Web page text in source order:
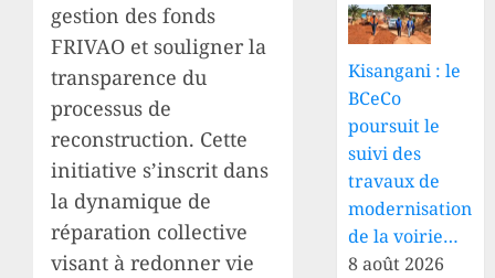
gestion des fonds
FRIVAO et souligner la
transparence du
processus de
reconstruction. Cette
initiative s’inscrit dans
la dynamique de
réparation collective
visant à redonner vie
Kisangani : le
BCeCo
poursuit le
suivi des
travaux de
modernisation
de la voirie…
8 août 2026